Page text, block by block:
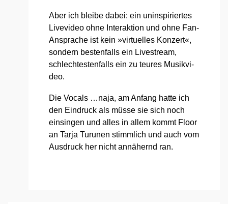
Aber ich blei­be dabei: ein unin­spi­rier­tes
Live­vi­deo ohne Inter­ak­ti­on und ohne Fan-
Anspra­che ist kein »vir­tu­el­les Kon­zert«,
son­dern bes­ten­falls ein Live­stream,
schlech­tes­ten­falls ein zu teu­res Musik­vi­
deo.
Die Vocals …naja, am Anfang hat­te ich
den Ein­druck als müs­se sie sich noch
ein­sin­gen und alles in allem kommt Flo­or
an Tar­ja Tur­unen stimm­lich und auch vom
Aus­druck her nicht annä­hernd ran.